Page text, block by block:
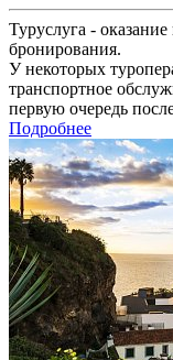
Туруслуга -
бронирования.
У некоторых
транспортное
первую очередь
Подробнее